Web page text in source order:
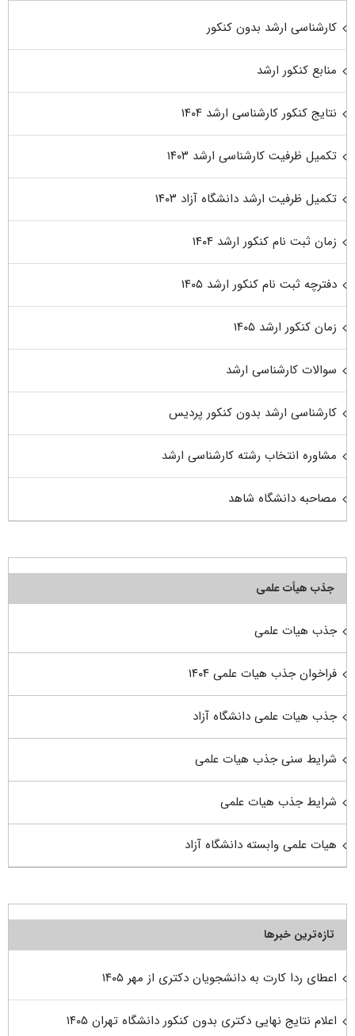
کارشناسی ارشد بدون کنکور
منابع کنکور ارشد
نتایج کنکور کارشناسی ارشد ۱۴۰۴
تکمیل ظرفیت کارشناسی ارشد ۱۴۰۳
تکمیل ظرفیت ارشد دانشگاه آزاد ۱۴۰۳
زمان ثبت نام کنکور ارشد ۱۴۰۴
دفترچه ثبت نام کنکور ارشد ۱۴۰۵
زمان کنکور ارشد ۱۴۰۵
سوالات کارشناسی ارشد
کارشناسی ارشد بدون کنکور پردیس
مشاوره انتخاب رشته کارشناسی ارشد
مصاحبه دانشگاه شاهد
جذب هیأت علمی
جذب هیات علمی
فراخوان جذب هیات علمی ۱۴۰۴
جذب هیات علمی دانشگاه آزاد
شرایط سنی جذب هیات علمی
شرایط جذب هیات علمی
هیات علمی وابسته دانشگاه آزاد
تازه‌ترین خبرها
اعطای ردا کارت به دانشجویان دکتری از مهر ۱۴۰۵
اعلام نتایج نهایی دکتری بدون کنکور دانشگاه تهران ۱۴۰۵